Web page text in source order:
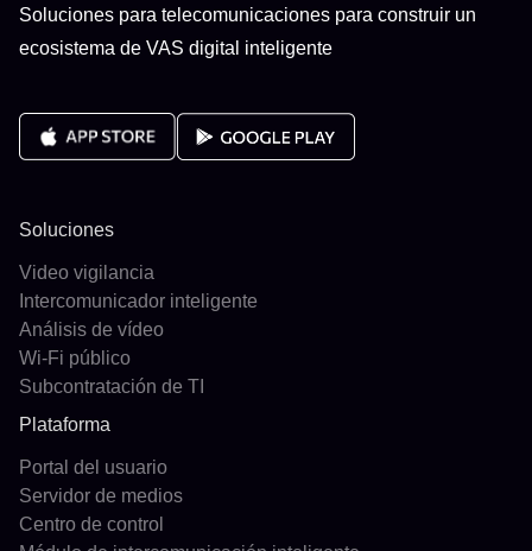
Soluciones para telecomunicaciones para construir un
ecosistema de VAS digital inteligente
Soluciones
Video vigilancia
Intercomunicador inteligente
Análisis de vídeo
Wi-Fi público
Subcontratación de TI
Plataforma
Portal del usuario
Servidor de medios
Centro de control